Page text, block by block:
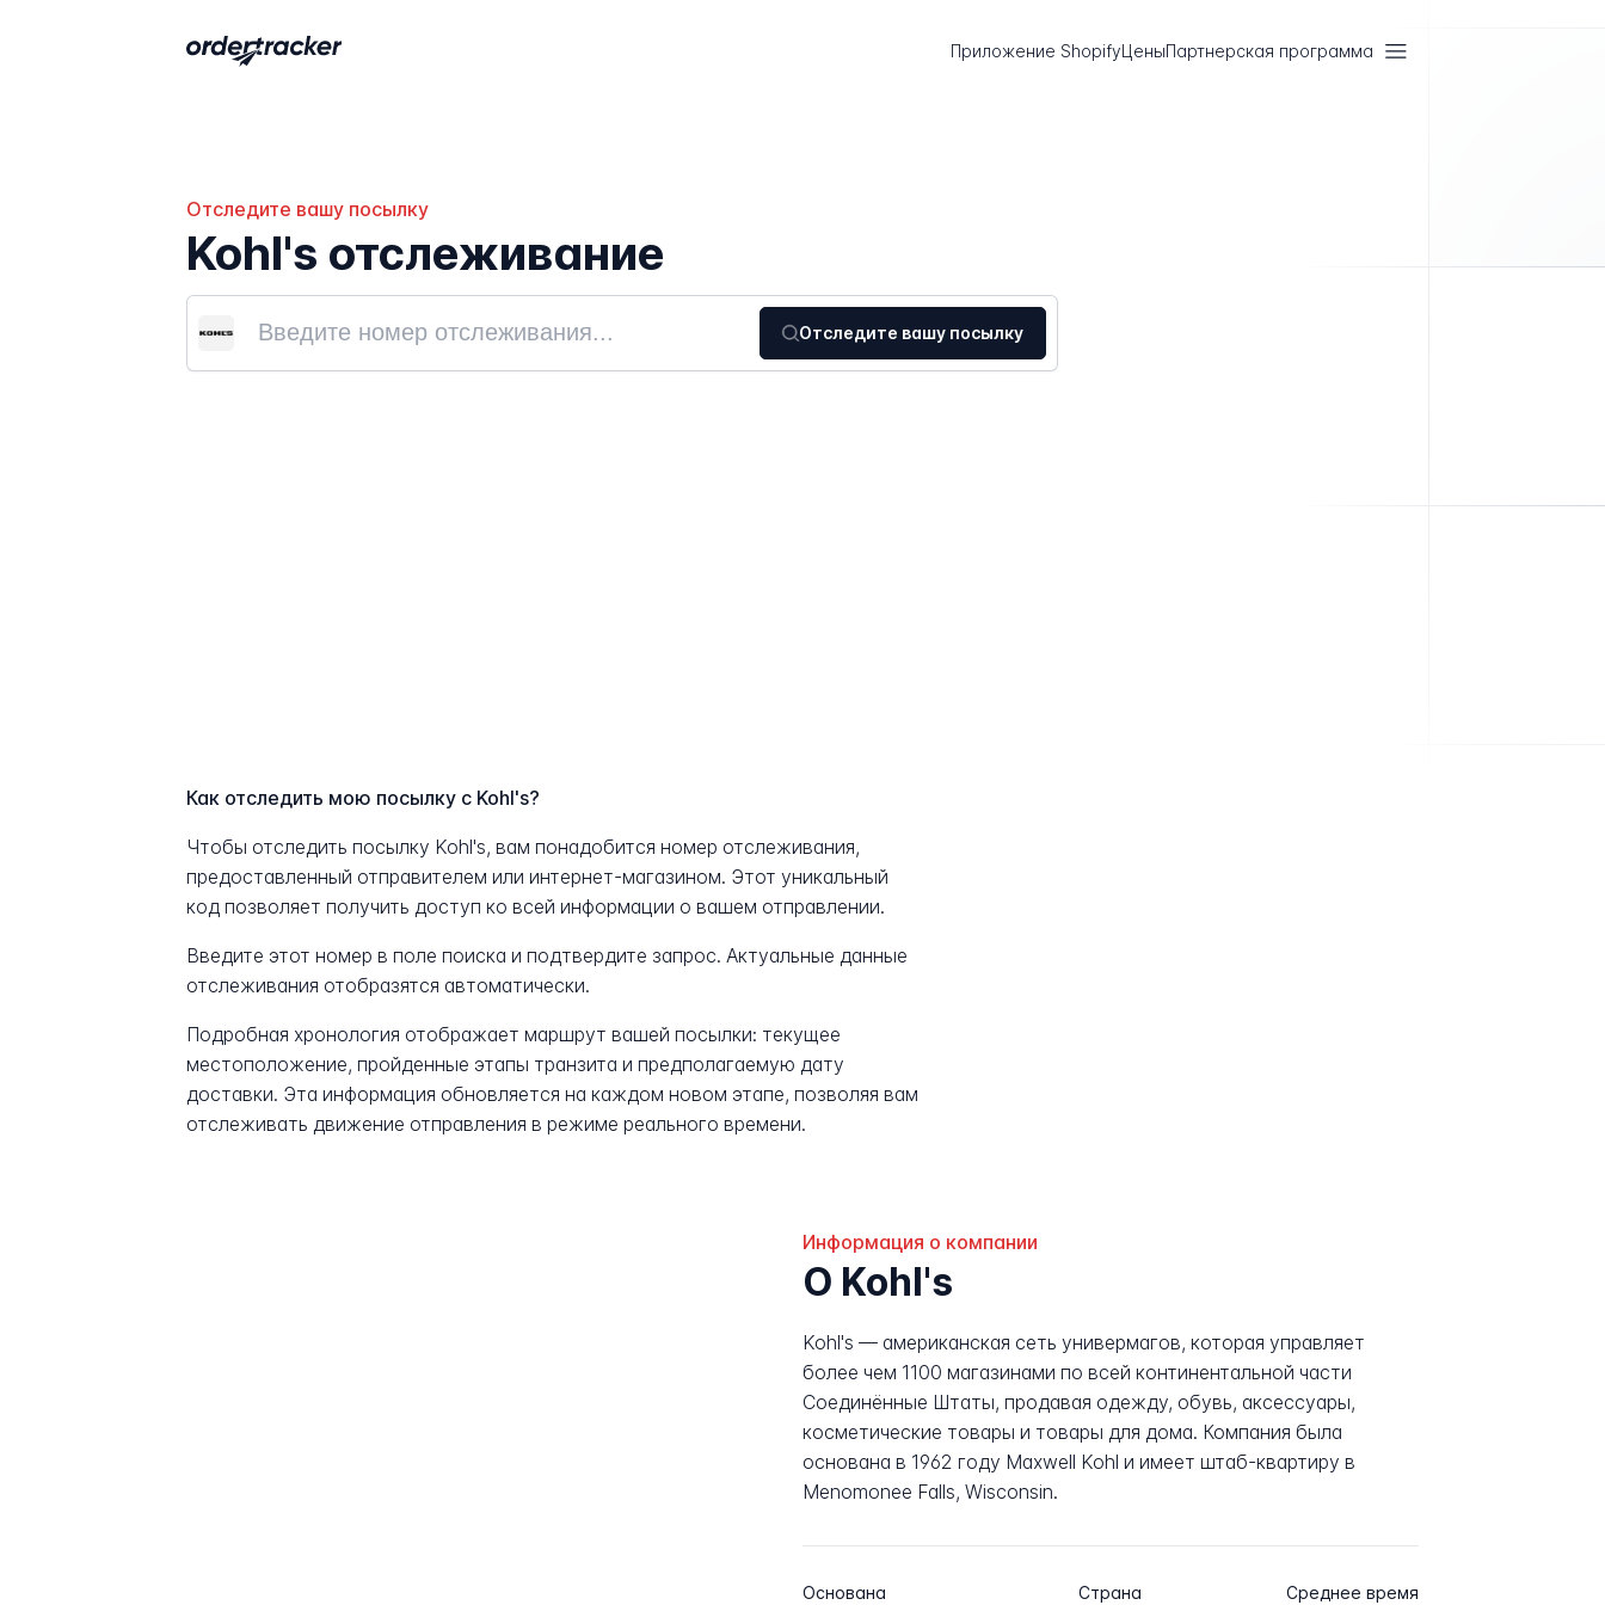
Приложение ShopifyЦеныПартнерская программа
Отследите вашу посылку
Kohl's отслеживание
Отследите вашу посылку
Как отследить мою посылку с Kohl's?
Чтобы отследить посылку Kohl's, вам понадобится номер отслеживания,
предоставленный отправителем или интернет-магазином. Этот уникальный
код позволяет получить доступ ко всей информации о вашем отправлении.
Введите этот номер в поле поиска и подтвердите запрос. Актуальные данные
отслеживания отобразятся автоматически.
Подробная хронология отображает маршрут вашей посылки: текущее
местоположение, пройденные этапы транзита и предполагаемую дату
доставки. Эта информация обновляется на каждом новом этапе, позволяя вам
отслеживать движение отправления в режиме реального времени.
Информация о компании
О Kohl's
Kohl's — американская сеть универмагов, которая управляет
более чем 1100 магазинами по всей континентальной части
Соединённые Штаты, продавая одежду, обувь, аксессуары,
косметические товары и товары для дома. Компания была
основана в 1962 году Maxwell Kohl и имеет штаб-квартиру в
Menomonee Falls, Wisconsin.
Основана Страна Среднее время